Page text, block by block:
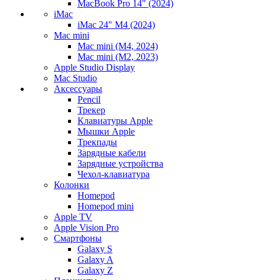
MacBook Pro 14" (2024)
iMac
iMac 24" M4 (2024)
Mac mini
Mac mini (M4, 2024)
Mac mini (M2, 2023)
Apple Studio Display
Mac Studio
Аксессуары
Pencil
Трекер
Клавиатуры Apple
Мышки Apple
Трекпады
Зарядные кабели
Зарядные устройства
Чехол-клавиатура
Колонки
Homepod
Homepod mini
Apple TV
Apple Vision Pro
Смартфоны
Galaxy S
Galaxy A
Galaxy Z